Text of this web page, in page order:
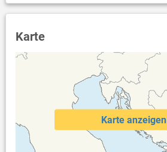
Karte
Karte anzeigen